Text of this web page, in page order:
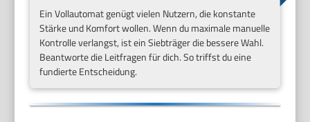
Ein Vollautomat genügt vielen Nutzern, die konstante
Stärke und Komfort wollen. Wenn du maximale manuelle
Kontrolle verlangst, ist ein Siebträger die bessere Wahl.
Beantworte die Leitfragen für dich. So triffst du eine
fundierte Entscheidung.